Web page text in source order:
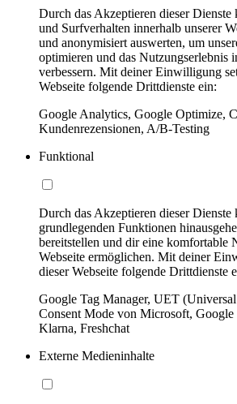
Durch das Akzeptieren dieser
und Surfverhalten innerhalb unserer
und anonymisiert auswerten, um
optimieren und das Nutzungserlebnis
verbessern. Mit deiner Einwilligung
Webseite folgende Drittdienste ein:
Google Analytics, Google Optimize,
Kundenrezensionen, A/B-Testing
Funktional
Durch das Akzeptieren dieser
grundlegenden Funktionen
bereitstellen und dir eine komfortable
Webseite ermöglichen. Mit deiner
dieser Webseite folgende Drittdienste
Google Tag Manager, UET
Consent Mode von Microsoft, Google
Klarna, Freshchat
Externe Medieninhalte